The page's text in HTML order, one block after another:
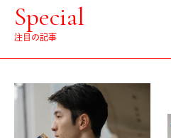
Special
注目の記事